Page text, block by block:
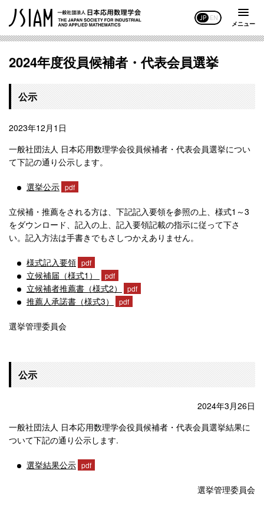
JP EN
メニュー
2024年度役員候補者・代表会員選挙
公示
2023年12月1日
一般社団法人 日本応用数理学会役員候補者・代表会員選挙につい
て下記の通り公示します。
選挙公示
立候補・推薦をされる方は、下記記入要領を参照の上、様式1～3
をダウンロード、記入の上、記入要領記載の指示に従って下さ
い。記入方法は手書きでもさしつかえありません。
様式記入要領
立候補届（様式1）
立候補者推薦書（様式2）
推薦人承諾書（様式3）
選挙管理委員会
公示
2024年3月26日
一般社団法人 日本応用数理学会役員候補者・代表会員選挙結果に
ついて下記の通り公示します.
選挙結果公示
選挙管理委員会